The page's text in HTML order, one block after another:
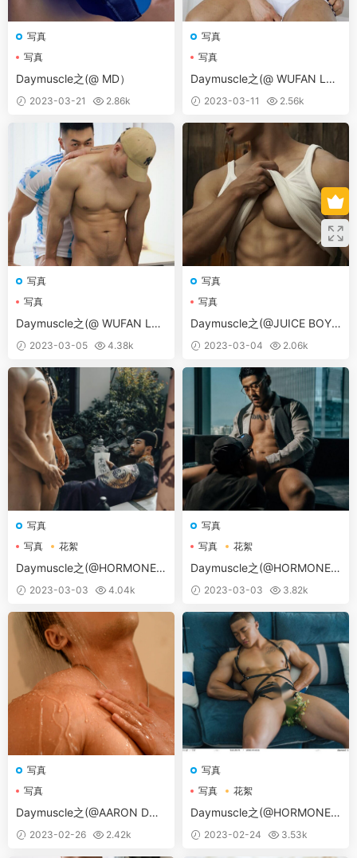
写真
写真
Daymuscle之(@ MD）
2023-03-21 2.86k
写真
写真
Daymuscle之(@ WUFAN LO
VE 02 [PHYSICAL EDUCATIO
N COACH 03）
2023-03-11 2.56k
写真
写真
Daymuscle之(@ WUFAN LO
VE 02 -第二部双人）
2023-03-05 4.38k
写真
写真
Daymuscle之(@JUICE BOY-
01-02）
2023-03-04 2.06k
写真
写真
花絮
Daymuscle之(@HORMONE 1
5A）2023-03-03 4.04k
写真
写真
花絮
Daymuscle之(@HORMONE 1
5B）2023-03-03 3.82k
写真
写真
Daymuscle之(@AARON DO
COLLECTION PART 11）
2023-02-26 2.42k
写真
写真
花絮
Daymuscle之(@HORMONE 1
4B）2023-02-24 3.53k